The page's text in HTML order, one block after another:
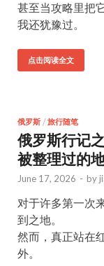
甚至当攻略里把
我还犹豫过。
点击阅读全文
俄罗斯 / 旅行随笔
俄罗斯行记
被整理过的
June 17, 2026 - by
对于许多第一次
到之地。
然而，真正站在
外。